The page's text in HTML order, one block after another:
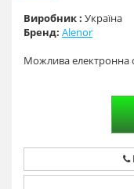
Виробник : Україна
Бренд: Alenor
Можлива електронна